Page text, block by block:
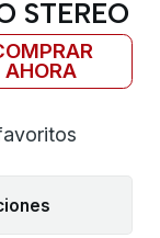
STEREO
AHORA